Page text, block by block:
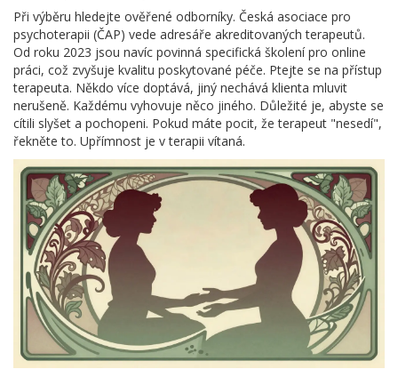
Při výběru hledejte ověřené odborníky. Česká asociace pro
psychoterapii (ČAP) vede adresáře akreditovaných terapeutů.
Od roku 2023 jsou navíc povinná specifická školení pro online
práci, což zvyšuje kvalitu poskytované péče. Ptejte se na přístup
terapeuta. Někdo více doptává, jiný nechává klienta mluvit
nerušeně. Každému vyhovuje něco jiného. Důležité je, abyste se
cítili slyšet a pochopeni. Pokud máte pocit, že terapeut "nesedí",
řekněte to. Upřímnost je v terapii vítaná.